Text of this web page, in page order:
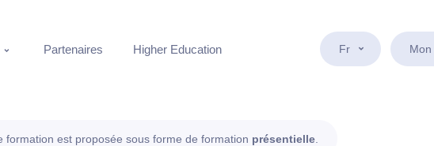
Fr
Partenaires Higher Education
formation est proposée sous forme de formation présentielle